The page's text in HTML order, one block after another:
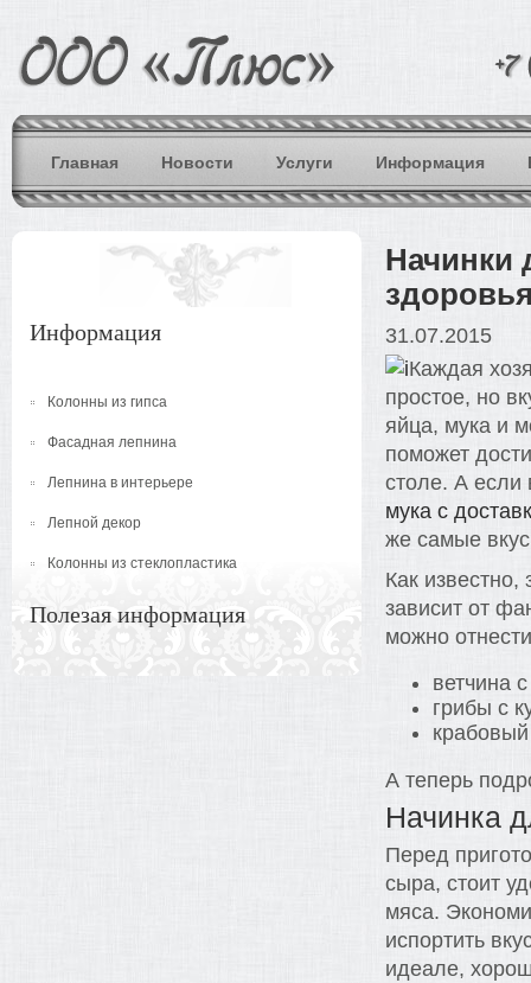
Главная Новости Услуги Информация
Информация
Колонны из гипса
Фасадная лепнина
Лепнина в интерьере
Лепной декор
Колонны из стеклопластика
Полезая информация
Начинки
31.07.2015
Каждая
простое, но
яйца, мука и
поможет
столе. А если
мука с
же самые
Как
зависит от
можно
ветчина
грибы с
А теперь
Начинка
Перед
сыра, стоит
мяса.
испортить
идеале,